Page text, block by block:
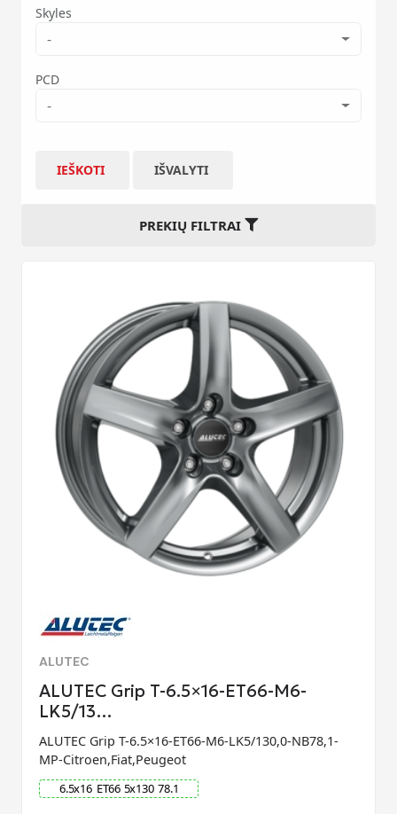
Skyles
-
PCD
-
IEŠKOTI IŠVALYTI
PREKIŲ FILTRAI
ALUTEC
ALUTEC Grip T-6.5×16-ET66-M6-
LK5/13…
ALUTEC Grip T-6.5×16-ET66-M6-LK5/130,0-NB78,1-
MP-Citroen,Fiat,Peugeot
6.5x16 ET66 5x130 78.1